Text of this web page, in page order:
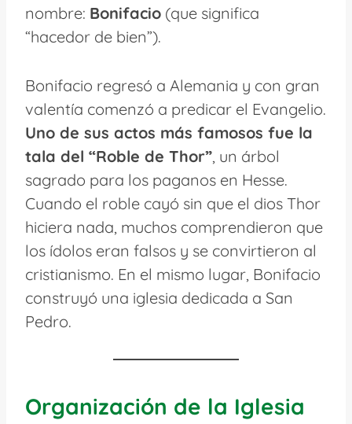
nombre: Bonifacio (que significa
“hacedor de bien”).
Bonifacio regresó a Alemania y con gran
valentía comenzó a predicar el Evangelio.
Uno de sus actos más famosos fue la
tala del “Roble de Thor”, un árbol
sagrado para los paganos en Hesse.
Cuando el roble cayó sin que el dios Thor
hiciera nada, muchos comprendieron que
los ídolos eran falsos y se convirtieron al
cristianismo. En el mismo lugar, Bonifacio
construyó una iglesia dedicada a San
Pedro.
Organización de la Iglesia